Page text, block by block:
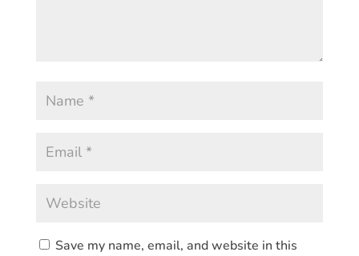
Save my name, email, and website in this